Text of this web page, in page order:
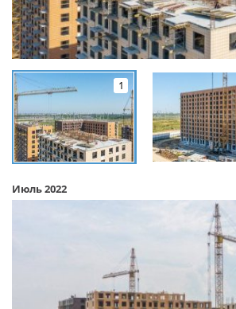
1
Июль 2022